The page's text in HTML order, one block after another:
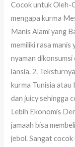
Cocok untuk Oleh-
mengapa kurma
Manis Alami yang
memiliki rasa manis
nyaman
lansia. 2.
kurma Tunisia atau
dan juicy sehingga
Lebih Ekonomis
jamaah bisa
jebol. Sangat cocok